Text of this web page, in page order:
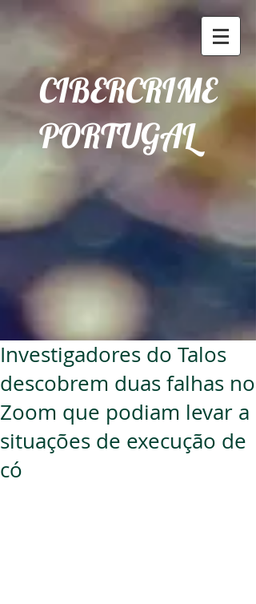
CIBERCRIME
PORTUGAL
Investigadores do Talos
descobrem duas falhas no
Zoom que podiam levar a
situações de execução de
có